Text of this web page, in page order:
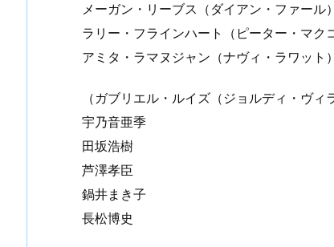
メーガン・リーブス（ダイアン・ファール
ラリー・フラインハート（ピーター・マク
アミタ・ラマヌジャン（ナヴィ・ラワット
（ガブリエル・ルイズ（ジョルディ・ヴ
宇乃音亜季
田坂浩樹
芦澤孝臣
鍋井まき子
長松博史